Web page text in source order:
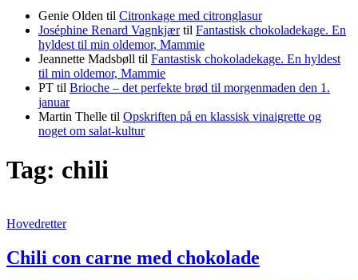
Genie Olden til Citronkage med citronglasur
Joséphine Renard Vagnkjærtil Fantastisk chokoladekage. En
hyldest til min oldemor, Mammie
Jeannette Madsbøll til Fantastisk chokoladekage. En hyldest
til min oldemor, Mammie
PT til Brioche – det perfekte brød til morgenmaden den 1.
januar
Martin Thelle til Opskriften på en klassisk vinaigrette og
noget om salat-kultur
Tag: chili
Chili
carne
med
Hovedretter
Chili con carne med chokolade